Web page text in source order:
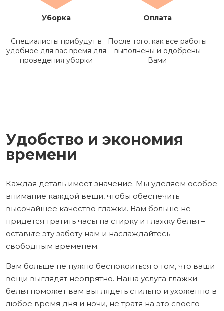
Уборка
Специалисты прибудут в
удобное для вас время для
проведения уборки
Оплата
После того, как все работы
выполнены и одобрены
Вами
Удобство и экономия
времени
Каждая деталь имеет значение. Мы уделяем особое
внимание каждой вещи, чтобы обеспечить
высочайшее качество глажки. Вам больше не
придется тратить часы на стирку и глажку белья –
оставьте эту заботу нам и наслаждайтесь
свободным временем.
Вам больше не нужно беспокоиться о том, что ваши
вещи выглядят неопрятно. Наша услуга глажки
белья поможет вам выглядеть стильно и ухоженно в
любое время дня и ночи, не тратя на это своего